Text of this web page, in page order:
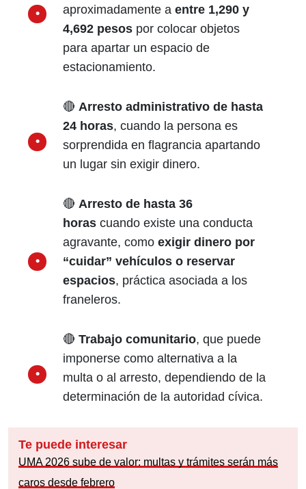
aproximadamente a entre 1,290 y
4,692 pesos por colocar objetos
para apartar un espacio de
estacionamiento.
🔴 Arresto administrativo de hasta
24 horas, cuando la persona es
sorprendida en flagrancia apartando
un lugar sin exigir dinero.
🔴 Arresto de hasta 36
horas cuando existe una conducta
agravante, como exigir dinero por
“cuidar” vehículos o reservar
espacios, práctica asociada a los
franeleros.
🔴 Trabajo comunitario, que puede
imponerse como alternativa a la
multa o al arresto, dependiendo de la
determinación de la autoridad cívica.
Te puede interesar
UMA 2026 sube de valor: multas y trámites serán más
caros desde febrero